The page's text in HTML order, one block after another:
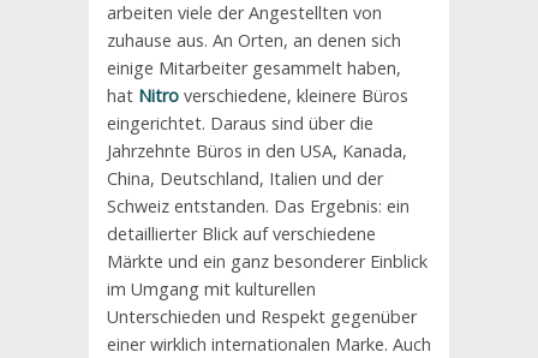
arbeiten viele der Angestellten von
zuhause aus. An Orten, an denen sich
einige Mitarbeiter gesammelt haben,
hat Nitro verschiedene, kleinere Büros
eingerichtet. Daraus sind über die
Jahrzehnte Büros in den USA, Kanada,
China, Deutschland, Italien und der
Schweiz entstanden. Das Ergebnis: ein
detaillierter Blick auf verschiedene
Märkte und ein ganz besonderer Einblick
im Umgang mit kulturellen
Unterschieden und Respekt gegenüber
einer wirklich internationalen Marke. Auch